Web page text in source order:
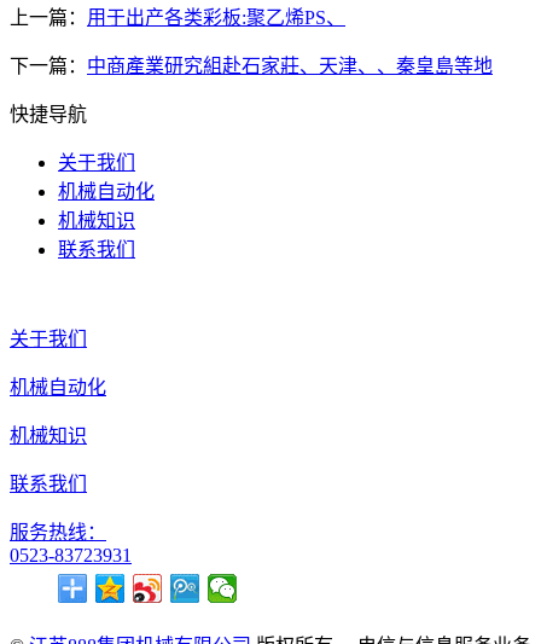
上一篇： 用于出产各类彩板:聚乙烯PS、
下一篇： 中商產業研究組赴石家莊、天津、、秦皇島等地
快捷导航
关于我们
机械自动化
机械知识
联系我们
关于我们
机械自动化
机械知识
联系我们
服务热线：
0523-83723931